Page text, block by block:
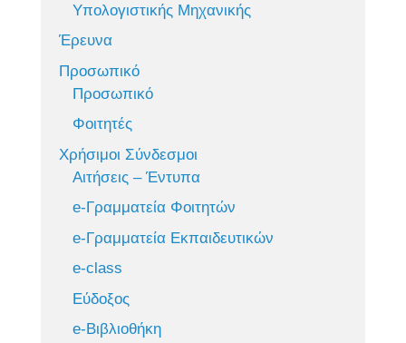
Υπολογιστικής Μηχανικής
Έρευνα
Προσωπικό
Προσωπικό
Φοιτητές
Χρήσιμοι Σύνδεσμοι
Αιτήσεις – Έντυπα
e-Γραμματεία Φοιτητών
e-Γραμματεία Εκπαιδευτικών
e-class
Εύδοξος
e-Βιβλιοθήκη